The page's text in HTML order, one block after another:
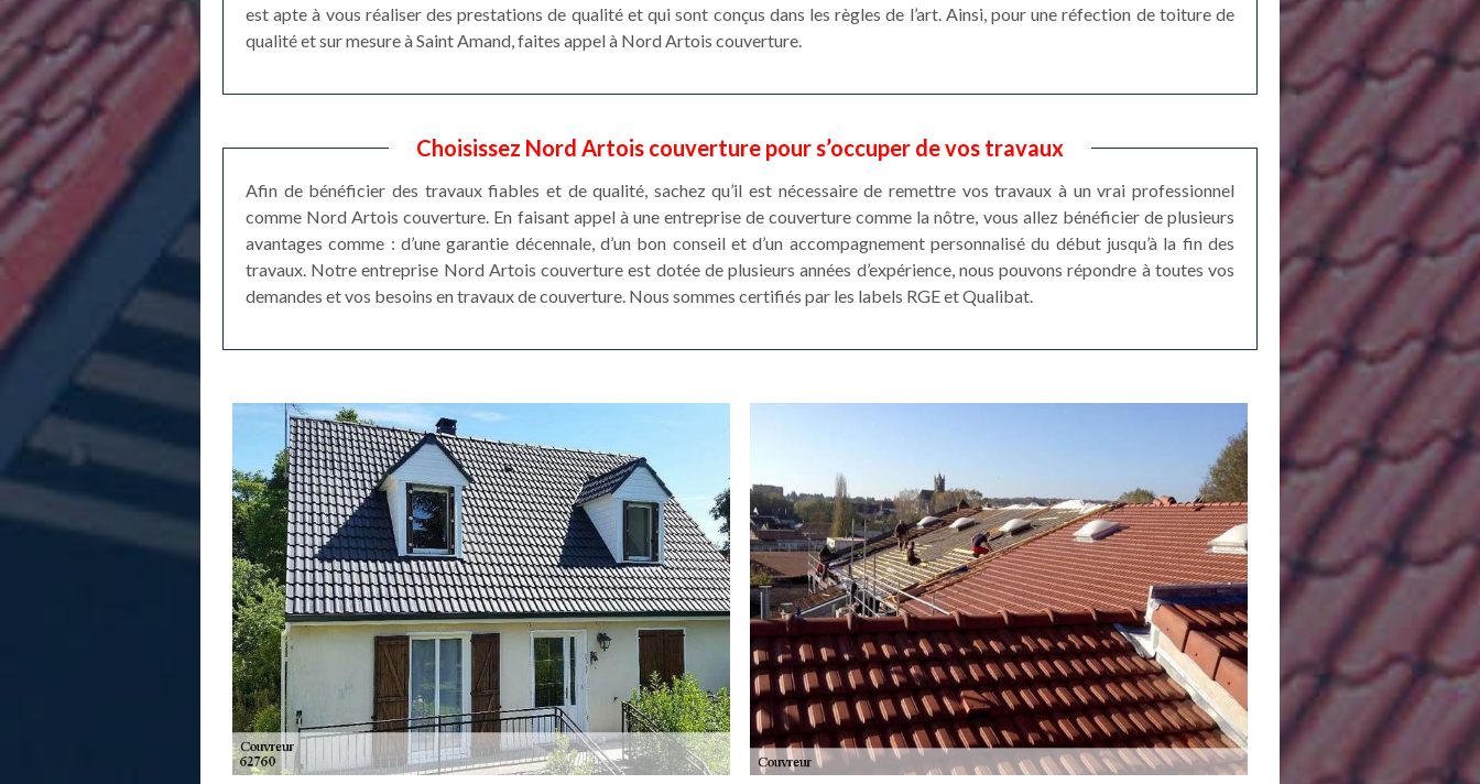
est apte à vous réaliser des prestations de qualité et qui sont conçus dans les règles de l’art. Ainsi, pour une réfection de toiture de
qualité et sur mesure à Saint Amand, faites appel à Nord Artois couverture.
Choisissez Nord Artois couverture pour s’occuper de vos travaux
Afin de bénéficier des travaux fiables et de qualité, sachez qu’il est nécessaire de remettre vos travaux à un vrai professionnel
comme Nord Artois couverture. En faisant appel à une entreprise de couverture comme la nôtre, vous allez bénéficier de plusieurs
avantages comme : d’une garantie décennale, d’un bon conseil et d’un accompagnement personnalisé du début jusqu’à la fin des
travaux. Notre entreprise Nord Artois couverture est dotée de plusieurs années d’expérience, nous pouvons répondre à toutes vos
demandes et vos besoins en travaux de couverture. Nous sommes certifiés par les labels RGE et Qualibat.